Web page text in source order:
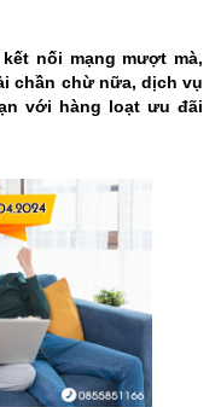
nối mạng mượt mà,
chần chừ nữa, dịch vụ
với hàng loạt ưu đãi